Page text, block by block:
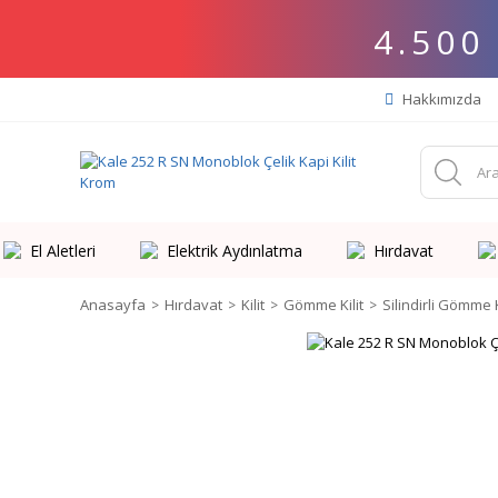
4.500
Hakkımızda
El Aletleri Elektrik Aydınlatma Hırdavat
Anasayfa Hırdavat Kilit Gömme Kilit Silindirli Gömme